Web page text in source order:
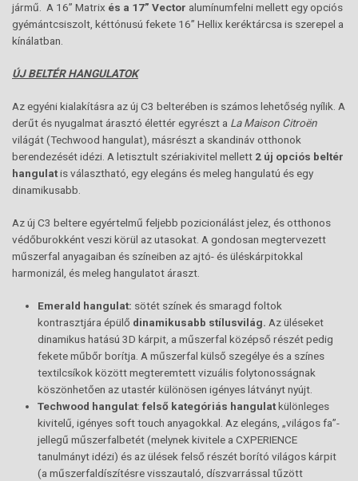
jármű. A 16” Matrix és a 17” Vector alumínumfelni mellett egy opciós
gyémántcsiszolt, kéttónusú fekete 16’’ Hellix keréktárcsa is szerepel a
kínálatban.
ÚJ BELTÉR HANGULATOK
Az egyéni kialakításra az új C3 belterében is számos lehetőség nyílik. A
derűt és nyugalmat árasztó élettér egyrészt a La Maison Citroën
világát (Techwood hangulat), másrészt a skandináv otthonok
berendezését idézi. A letisztult szériakivitel mellett 2 új opciós beltér
hangulatis választható, egy elegáns és meleg hangulatú és egy
dinamikusabb.
Az új C3 beltere egyértelmű feljebb pozicionálást jelez, és otthonos
védőburokként veszi körül az utasokat. A gondosan megtervezett
műszerfal anyagaiban és színeiben az ajtó- és üléskárpitokkal
harmonizál, és meleg hangulatot áraszt.
Emerald hangulat: sötét színek és smaragd foltok
kontrasztjára épülő dinamikusabb stílusvilág. Az üléseket
dinamikus hatású 3D kárpit, a műszerfal középső részét pedig
fekete műbőr borítja. A műszerfal külső szegélye és a színes
textilcsíkok között megteremtett vizuális folytonosságnak
köszönhetően az utastér különösen igényes látványt nyújt.
Techwood hangulat: felső kategóriás hangulatkülönleges
kivitelű, igényes soft touch anyagokkal. Az elegáns, „világos fa”-
jellegű műszerfalbetét (melynek kivitele a CXPERIENCE
tanulmányt idézi) és az ülések felső részét borító világos kárpit
(a műszerfaldíszítésre visszautaló, díszvarrással tűzött